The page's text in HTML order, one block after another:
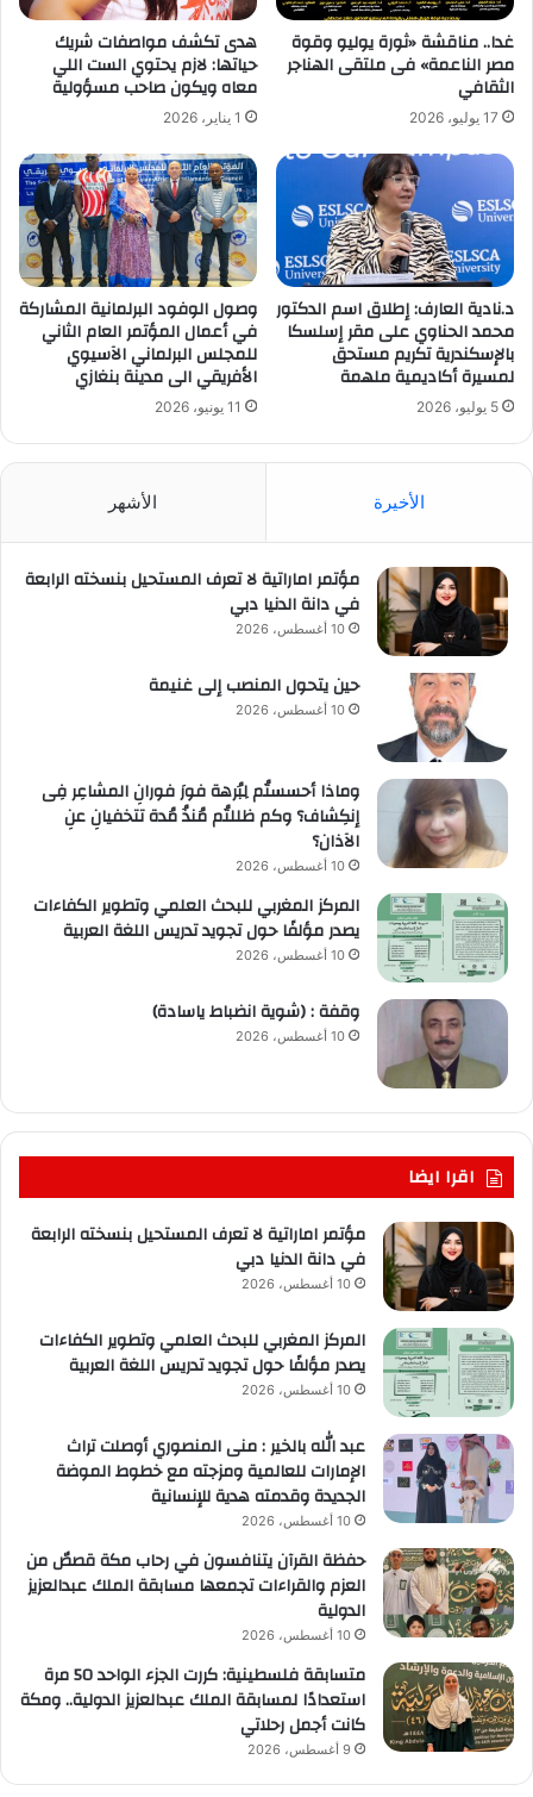
غدا.. مناقشة «ثورة يوليو وقوة
مصر الناعمة» فى ملتقى الهناجر
الثقافي
17 يوليو، 2026
هدى تكشف مواصفات شريك
حياتها: لازم يحتوي الست اللي
معاه ويكون صاحب مسؤولية
1 يناير، 2026
د.نادية العارف: إطلاق اسم الدكتور
محمد الحناوي على مقر إسلسكا
بالإسكندرية تكريم مستحق
لمسيرة أكاديمية ملهمة
5 يوليو، 2026
وصول الوفود البرلمانية المشاركة
في أعمال المؤتمر العام الثاني
للمجلس البرلماني الآسيوي
الأفريقي الى مدينة بنغازي
11 يونيو، 2026
الأخيرة الأشهر
مؤتمر اماراتية لا تعرف المستحيل بنسخته الرابعة
في دانة الدنيا دبي
10 أغسطس، 2026
حين يتحول المنصب إلى غنيمة
10 أغسطس، 2026
وماذا أحسستُم لِبُرهة فورَ فورانِ المشاعِر فِى
إنكِشاف؟ وكم ظللتُم مُنذُ مُدة تتخفيانِ عنِ
الآذان؟
10 أغسطس، 2026
المركز المغربي للبحث العلمي وتطوير الكفاءات
يصدر مؤلفًا حول تجويد تدريس اللغة العربية
10 أغسطس، 2026
وقفة : (شوية انضباط ياسادة)
10 أغسطس، 2026
اقرا ايضا
مؤتمر اماراتية لا تعرف المستحيل بنسخته الرابعة
في دانة الدنيا دبي
10 أغسطس، 2026
المركز المغربي للبحث العلمي وتطوير الكفاءات
يصدر مؤلفًا حول تجويد تدريس اللغة العربية
10 أغسطس، 2026
عبد الله بالخير : منى المنصوري أوصلت تراث
الإمارات للعالمية ومزجته مع خطوط الموضة
الجديدة وقدمته هدية للإنسانية
10 أغسطس، 2026
حفظة القرآن يتنافسون في رحاب مكة قصصٌ من
العزم والقراءات تجمعها مسابقة الملك عبدالعزيز
الدولية
10 أغسطس، 2026
متسابقة فلسطينية: كررت الجزء الواحد 50 مرة
استعدادًا لمسابقة الملك عبدالعزيز الدولية.. ومكة
كانت أجمل رحلاتي
9 أغسطس، 2026